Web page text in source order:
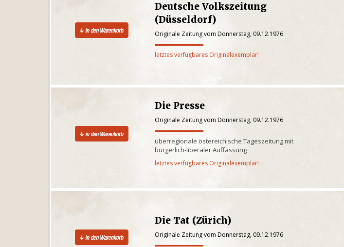
Deutsche Volkszeitung
(Düsseldorf)
Originale Zeitung vom Donnerstag, 09.12.1976
letztes verfügbares Originalexemplar!
Die Presse
Originale Zeitung vom Donnerstag, 09.12.1976
überregionale östereichische Tageszeitung mit
bürgerlich-liberaler Auffassung
letztes verfügbares Originalexemplar!
Die Tat (Zürich)
Originale Zeitung vom Donnerstag, 09.12.1976